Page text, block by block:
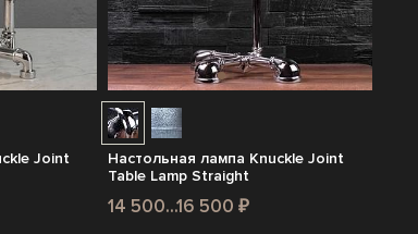
Joint
Настольная лампа Knuckle Joint
Table Lamp Straight
14 500...16 500 ₽